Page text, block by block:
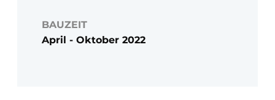
BAUZEIT
April - Oktober 2022